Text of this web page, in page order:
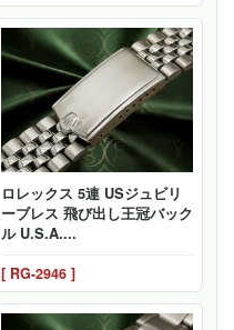
ロレックス 5連 USジュビリ
ーブレス 飛び出し王冠バック
ル U.S.A....
[ RG-2946 ]